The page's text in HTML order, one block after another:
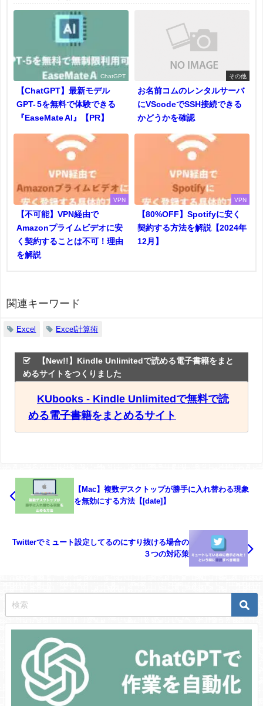
ChatGPT
【ChatGPT】最新モデル
GPT- 5を無料で体験できる
『EaseMate AI』【PR】
その他
お名前コムのレンタルサーバ
にVScodeでSSH接続できる
かどうかを確認
VPN
【不可能】VPN経由で
Amazonプライムビデオに安
く契約することは不可！理由
を解説
VPN
【80%OFF】Spotifyに安く
契約する方法を解説【2024年
12月】
関連キーワード
Excel Excel計算術
【New!!】Kindle Unlimitedで読める電子書籍をまと
めるサイトをつくりました
KUbooks - Kindle Unlimitedで無料で読
める電子書籍をまとめるサイト
【Mac】複数デスクトップが勝手に入れ替わる現象
を無効にする方法【[date]】
Twitterでミュート設定してるのにすり抜ける場合の
３つの対応策